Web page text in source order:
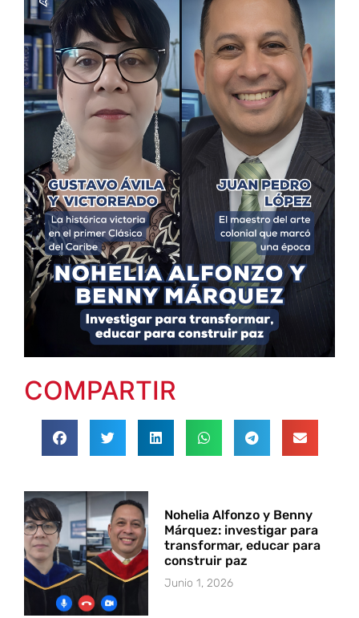
COMPARTIR
Nohelia Alfonzo y Benny
Márquez: investigar para
transformar, educar para
construir paz
Junio 1, 2026